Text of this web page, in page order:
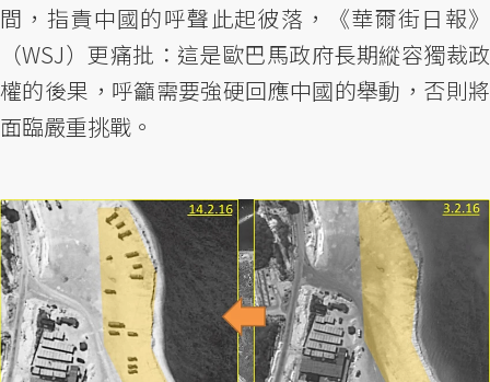
間，指責中國的呼聲此起彼落，《華爾街日報》
（WSJ）更痛批：這是歐巴馬政府長期縱容獨裁政
權的後果，呼籲需要強硬回應中國的舉動，否則將
面臨嚴重挑戰。